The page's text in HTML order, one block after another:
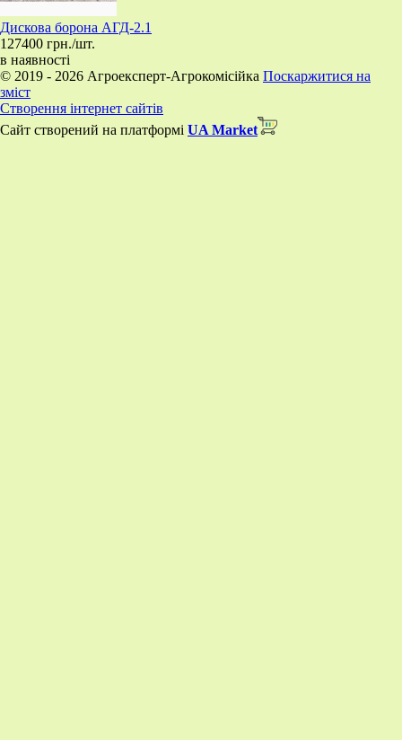
​Дискова борона АГД-2.1
127400 грн./шт.
в наявності
© 2019 - 2026 Агроексперт-Агрокомісійка Поскаржитися на
зміст
Створення інтернет сайтів
Сайт створений на платформі UA Market